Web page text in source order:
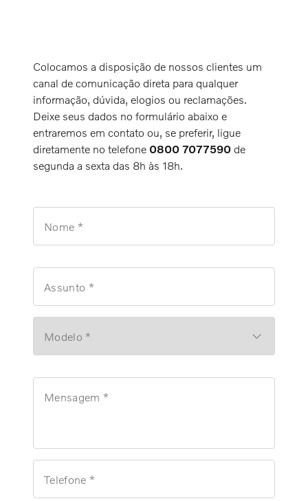
Colocamos a disposição de nossos clientes um
canal de comunicação direta para qualquer
informação, dúvida, elogios ou reclamações.
Deixe seus dados no formulário abaixo e
entraremos em contato ou, se preferir, ligue
diretamente no telefone 0800 7077590 de
segunda a sexta das 8h às 18h.
Nome *
Assunto *
Modelo *
Mensagem *
Telefone *